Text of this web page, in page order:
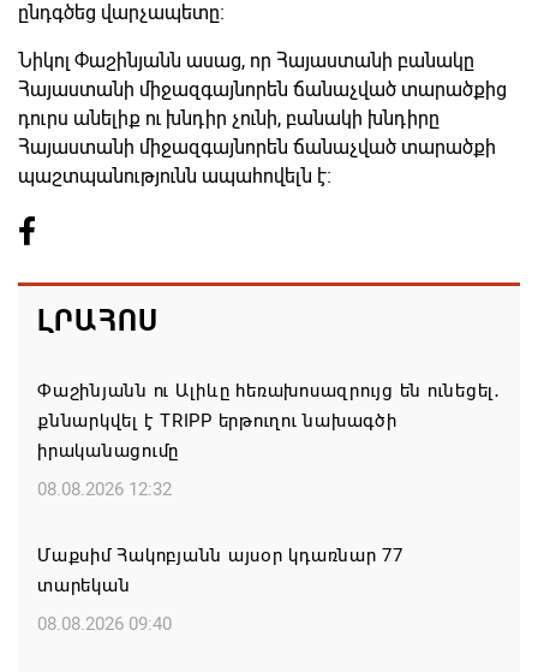
ընդգծեց վարչապետը։
Նիկոլ Փաշինյանն ասաց, որ Հայաստանի բանակը
Հայաստանի միջազգայնորեն ճանաչված տարածքից
դուրս անելիք ու խնդիր չունի, բանակի խնդիրը
Հայաստանի միջազգայնորեն ճանաչված տարածքի
պաշտպանությունն ապահովելն է։
ԼՐԱՀՈՍ
Փաշինյանն ու Ալիևը հեռախոսազրույց են ունեցել․
քննարկվել է TRIPP երթուղու նախագծի
իրականացումը
08.08.2026 12:32
Մաքսիմ Հակոբյանն այսօր կդառնար 77
տարեկան
08.08.2026 09:40